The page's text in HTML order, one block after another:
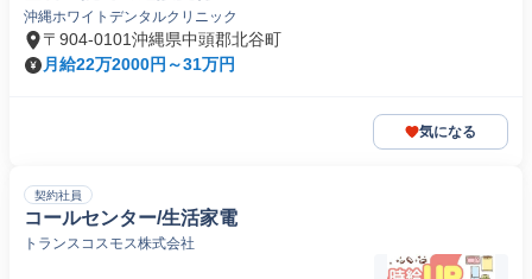
沖縄ホワイトデンタルクリニック
〒904-0101沖縄県中頭郡北谷町
月給22万2000円～31万円
気になる
契約社員
コールセンター/生活家電
トランスコスモス株式会社